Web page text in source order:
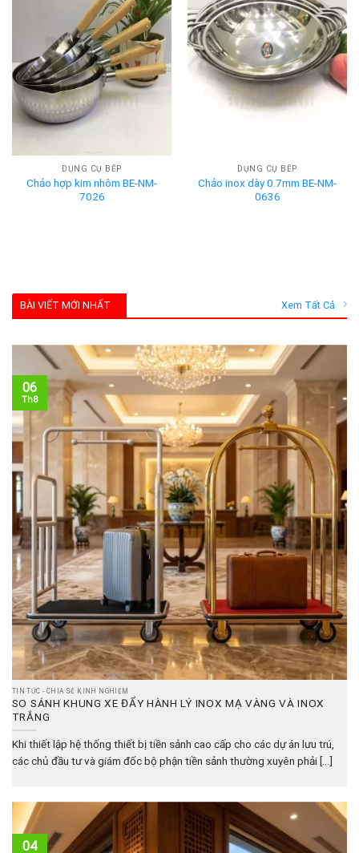
DỤNG CỤ BẾP
Chảo hợp kim nhôm BE-NM-
7026
DỤNG CỤ BẾP
Chảo inox dày 0.7mm BE-NM-
0636
BÀI VIẾT MỚI NHẤT Xem Tất Cả
TIN TỨC - CHIA SẺ KINH NGHIỆM
SO SÁNH KHUNG XE ĐẨY HÀNH LÝ INOX MẠ VÀNG VÀ INOX
TRẮNG
Khi thiết lập hệ thống thiết bị tiền sảnh cao cấp cho các dự án lưu trú,
các chủ đầu tư và giám đốc bộ phận tiền sảnh thường xuyên phải [...]
06
Th8
04